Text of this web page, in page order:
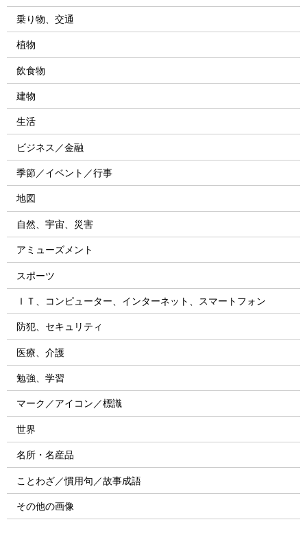
乗り物、交通
植物
飲食物
建物
生活
ビジネス／金融
季節／イベント／行事
地図
自然、宇宙、災害
アミューズメント
スポーツ
ＩＴ、コンピューター、インターネット、スマートフォン
防犯、セキュリティ
医療、介護
勉強、学習
マーク／アイコン／標識
世界
名所・名産品
ことわざ／慣用句／故事成語
その他の画像